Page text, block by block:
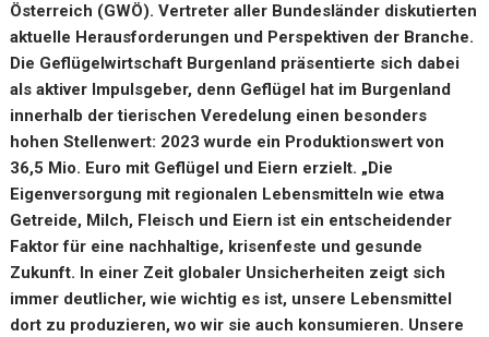
Österreich (GWÖ). Vertreter aller Bundesländer diskutierten
aktuelle Herausforderungen und Perspektiven der Branche.
Die Geflügelwirtschaft Burgenland präsentierte sich dabei
als aktiver Impulsgeber, denn Geflügel hat im Burgenland
innerhalb der tierischen Veredelung einen besonders
hohen Stellenwert: 2023 wurde ein Produktionswert von
36,5 Mio. Euro mit Geflügel und Eiern erzielt. „Die
Eigenversorgung mit regionalen Lebensmitteln wie etwa
Getreide, Milch, Fleisch und Eiern ist ein entscheidender
Faktor für eine nachhaltige, krisenfeste und gesunde
Zukunft. In einer Zeit globaler Unsicherheiten zeigt sich
immer deutlicher, wie wichtig es ist, unsere Lebensmittel
dort zu produzieren, wo wir sie auch konsumieren. Unsere